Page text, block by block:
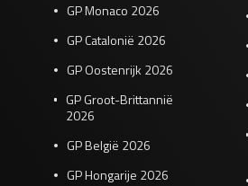
GP Monaco 2026
GP Catalonië 2026
GP Oostenrijk 2026
GP Groot-Brittannië
2026
GP België 2026
GP Hongarije 2026